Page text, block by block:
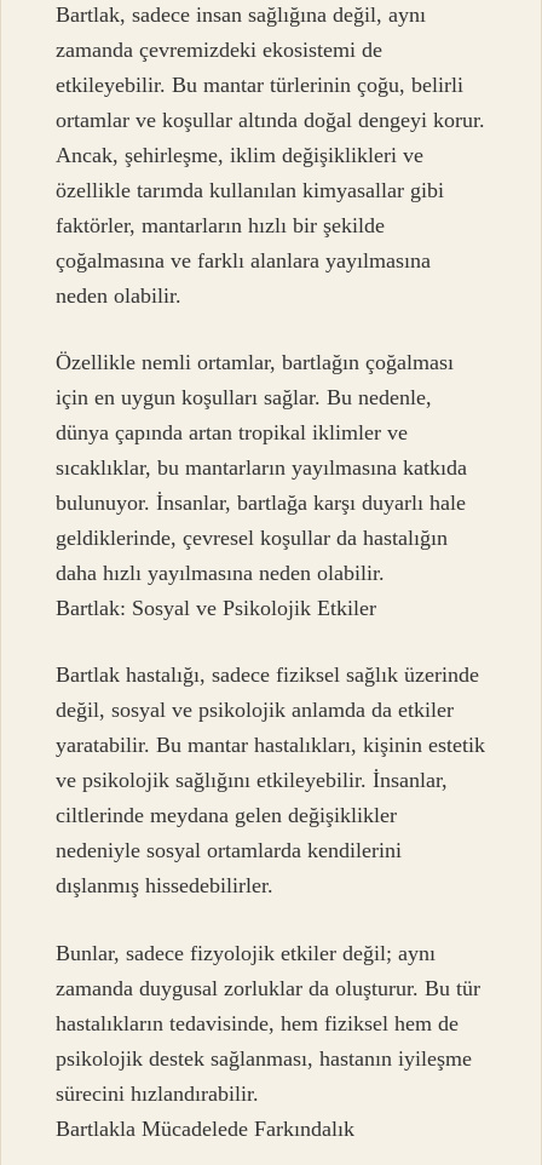
Bartlak, sadece insan sağlığına değil, aynı
zamanda çevremizdeki ekosistemi de
etkileyebilir. Bu mantar türlerinin çoğu, belirli
ortamlar ve koşullar altında doğal dengeyi korur.
Ancak, şehirleşme, iklim değişiklikleri ve
özellikle tarımda kullanılan kimyasallar gibi
faktörler, mantarların hızlı bir şekilde
çoğalmasına ve farklı alanlara yayılmasına
neden olabilir.
Özellikle nemli ortamlar, bartlağın çoğalması
için en uygun koşulları sağlar. Bu nedenle,
dünya çapında artan tropikal iklimler ve
sıcaklıklar, bu mantarların yayılmasına katkıda
bulunuyor. İnsanlar, bartlağa karşı duyarlı hale
geldiklerinde, çevresel koşullar da hastalığın
daha hızlı yayılmasına neden olabilir.
Bartlak: Sosyal ve Psikolojik Etkiler
Bartlak hastalığı, sadece fiziksel sağlık üzerinde
değil, sosyal ve psikolojik anlamda da etkiler
yaratabilir. Bu mantar hastalıkları, kişinin estetik
ve psikolojik sağlığını etkileyebilir. İnsanlar,
ciltlerinde meydana gelen değişiklikler
nedeniyle sosyal ortamlarda kendilerini
dışlanmış hissedebilirler.
Bunlar, sadece fizyolojik etkiler değil; aynı
zamanda duygusal zorluklar da oluşturur. Bu tür
hastalıkların tedavisinde, hem fiziksel hem de
psikolojik destek sağlanması, hastanın iyileşme
sürecini hızlandırabilir.
Bartlakla Mücadelede Farkındalık